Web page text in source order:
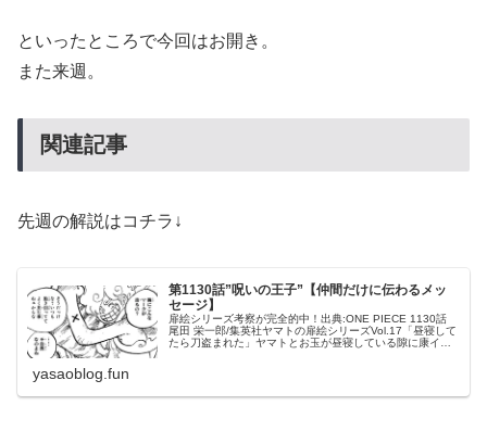
といったところで今回はお開き。
また来週。
関連記事
先週の解説はコチラ↓
第1130話”呪いの王子”【仲間だけに伝わるメッ
セージ】
扉絵シリーズ考察が完全的中！出典:ONE PIECE 1130話
尾田 栄一郎/集英社ヤマトの扉絵シリーズVol.17「昼寝して
たら刀盗まれた」ヤマトとお玉が昼寝している隙に康イエ
yasaoblog.fun